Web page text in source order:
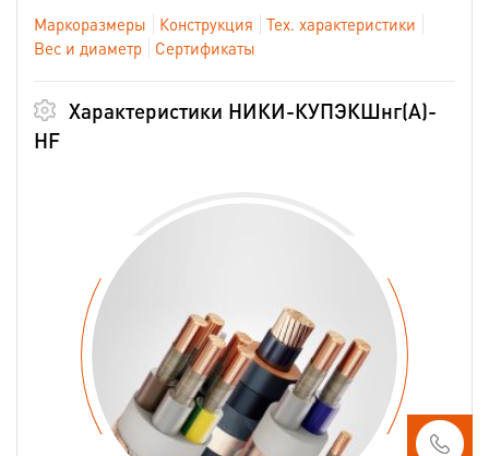
Маркоразмеры
Конструкция
Тех. характеристики
Вес и диаметр
Сертификаты
Характеристики НИКИ-КУПЭКШнг(А)-
HF